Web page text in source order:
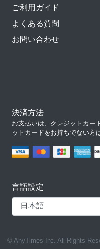
ご利用ガイド
よくある質問
お問い合わせ
決済方法
お支払いは、クレジットカー
ットカードをお持ちでない方
言語設定
© AnyTimes Inc. All Rights